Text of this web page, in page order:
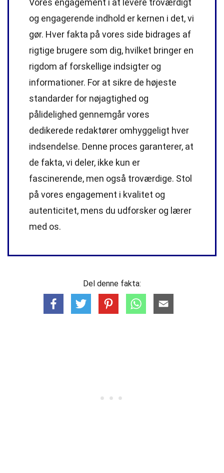
Vores engagement i at levere troværdigt
og engagerende indhold er kernen i det, vi
gør. Hver fakta på vores side bidrages af
rigtige brugere som dig, hvilket bringer en
rigdom af forskellige indsigter og
informationer. For at sikre de højeste
standarder for nøjagtighed og
pålidelighed gennemgår vores
dedikerede redaktører omhyggeligt hver
indsendelse. Denne proces garanterer, at
de fakta, vi deler, ikke kun er
fascinerende, men også troværdige. Stol
på vores engagement i kvalitet og
autenticitet, mens du udforsker og lærer
med os.
Del denne fakta: